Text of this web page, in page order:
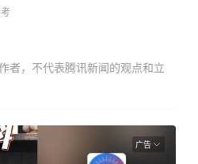
者，不代表腾讯新闻的观点和立
广告